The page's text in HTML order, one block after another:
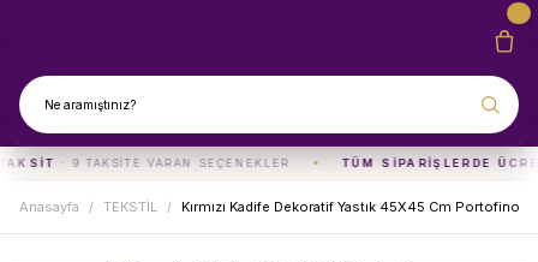
· 9 TAKSITE VARAN SEÇENEKLER TÜM SIPARIŞLERDE
Anasayfa TEKSTİL Kırmızı Kadife Dekoratif Yastık 45X45 Cm Portofino